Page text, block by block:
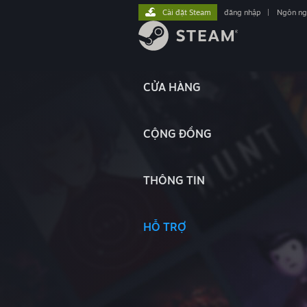
CỬA HÀNG
CỘNG ĐỒNG
THÔNG TIN
HỖ TRỢ
Cài đặt Steam đăng nhập Ngôn